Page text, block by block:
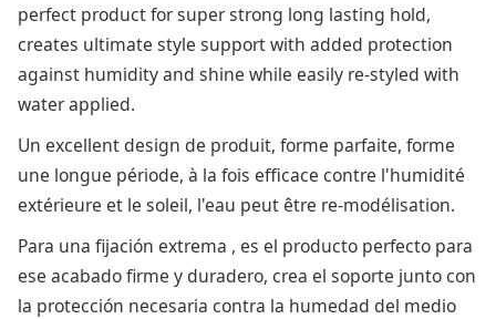
perfect product for super strong long lasting hold,
creates ultimate style support with added protection
against humidity and shine while easily re-styled with
water applied.
Un excellent design de produit, forme parfaite, forme
une longue période, à la fois efficace contre l'humidité
extérieure et le soleil, l'eau peut être re-modélisation.
Para una fijación extrema , es el producto perfecto para
ese acabado firme y duradero, crea el soporte junto con
la protección necesaria contra la humedad del medio